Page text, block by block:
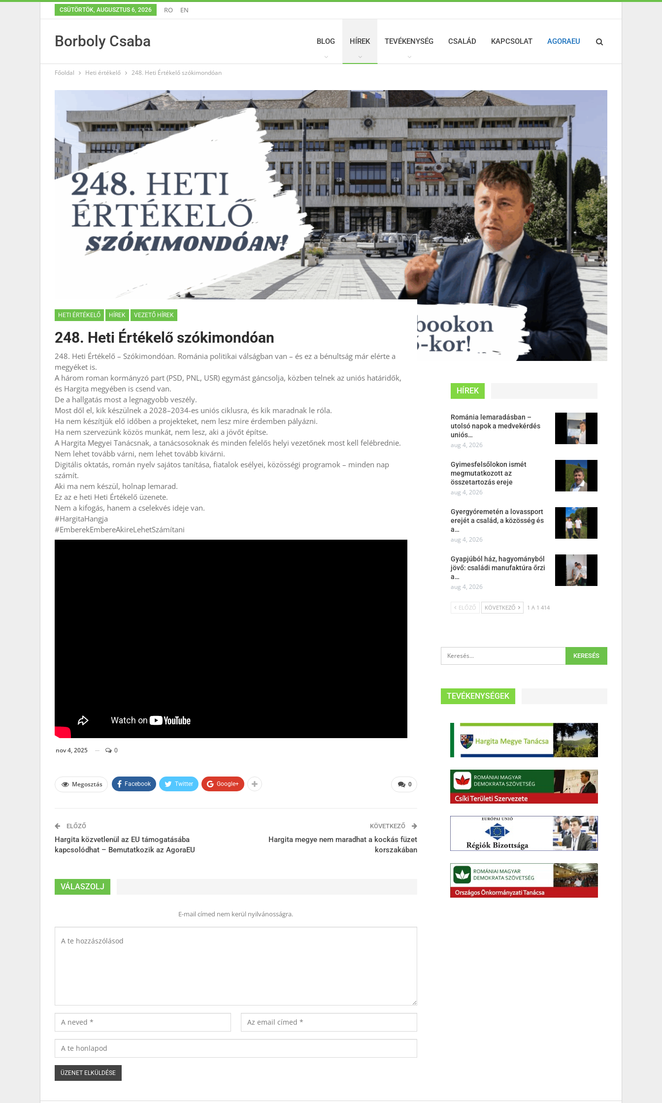
CSÜTÖRTÖK, AUGUSZTUS 6, 2026 RO EN
Borboly Csaba BLOG HÍREK TEVÉKENYSÉG CSALÁD KAPCSOLAT AGORAEU
Főoldal Heti értékelő 248. Heti Értékelő szókimondóan
HETI ÉRTÉKELŐ HÍREK VEZETŐ HÍREK
248. Heti Értékelő szókimondóan
248. Heti Értékelő – Szókimondóan. Románia politikai válságban van – és ez a bénultság már elérte a
megyéket is.
A három roman kormányzó part (PSD, PNL, USR) egymást gáncsolja, közben telnek az uniós határidők,
és Hargita megyében is csend van.
De a hallgatás most a legnagyobb veszély.
Most dől el, kik készülnek a 2028–2034-es uniós ciklusra, és kik maradnak le róla.
Ha nem készítjük elő időben a projekteket, nem lesz mire érdemben pályázni.
Ha nem szervezünk közös munkát, nem lesz, aki a jövőt építse.
A Hargita Megyei Tanácsnak, a tanácsosoknak és minden felelős helyi vezetőnek most kell felébrednie.
Nem lehet tovább várni, nem lehet tovább kivárni.
Digitális oktatás, román nyelv sajátos tanítása, fiatalok esélyei, közösségi programok – minden nap
számít.
Aki ma nem készül, holnap lemarad.
Ez az e heti Heti Értékelő üzenete.
Nem a kifogás, hanem a cselekvés ideje van.
#HargitaHangja
#EmberekEmbereAkireLehetSzámítani
nov 4, 2025 0
0
Megosztás Facebook Twitter Google+
ELŐZŐ
Hargita közvetlenül az EU támogatásába
kapcsolódhat – Bemutatkozik az AgoraEU
KÖVETKEZŐ
Hargita megye nem maradhat a kockás füzet
korszakában
VÁLASZOLJ
E-mail címed nem kerül nyilvánosságra.
HÍREK
Románia lemaradásban –
utolsó napok a medvekérdés
uniós…
aug 4, 2026
Gyimesfelsőlokon ismét
megmutatkozott az
összetartozás ereje
aug 4, 2026
Gyergyóremetén a lovassport
erejét a család, a közösség és
a…
aug 4, 2026
Gyapjúból ház, hagyományból
jövő: családi manufaktúra őrzi
a…
aug 4, 2026
ELŐZŐ KÖVETKEZŐ 1 A 1 414
TEVÉKENYSÉGEK